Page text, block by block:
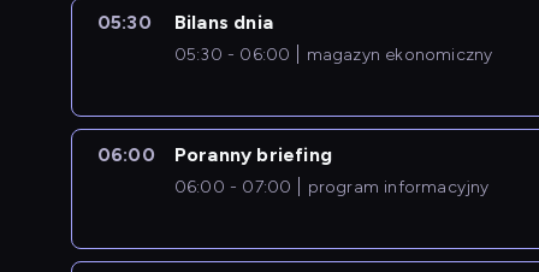
05:30 Bilans dnia
05:30 - 06:00 magazyn ekonomiczny
06:00 Poranny briefing
06:00 - 07:00 program informacyjny